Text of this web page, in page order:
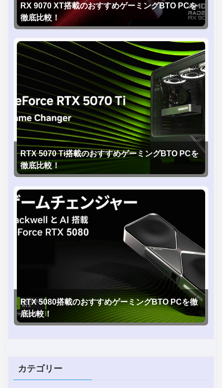
RX 9070 XT搭載のおすすめゲーミングBTO PCを
徹底比較！
RTX 5070 Ti搭載のおすすめゲーミングBTO PCを
徹底比較！
RTX 5080搭載のおすすめゲーミングBTO PCを徹
底比較！
カテゴリー